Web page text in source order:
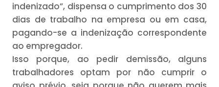
indenizado”, dispensa o cumprimento dos 30
dias de trabalho na empresa ou em casa,
pagando-se a indenização correspondente
ao empregador.
Isso porque, ao pedir demissão, alguns
trabalhadores optam por não cumprir o